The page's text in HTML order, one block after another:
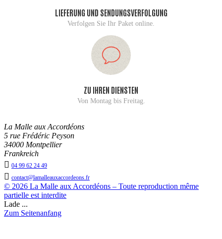
LIEFERUNG UND SENDUNGSVERFOLGUNG
Verfolgen Sie Ihr Paket online.
ZU IHREN DIENSTEN
Von Montag bis Freitag.
La Malle aux Accordéons
5 rue Frédéric Peyson
34000 Montpellier
Frankreich
 04 99 62 24 49
 contact@lamalleauxaccordeons.fr
© 2026 La Malle aux Accordéons – Toute reproduction même
partielle est interdite
Lade ...
Zum Seitenanfang